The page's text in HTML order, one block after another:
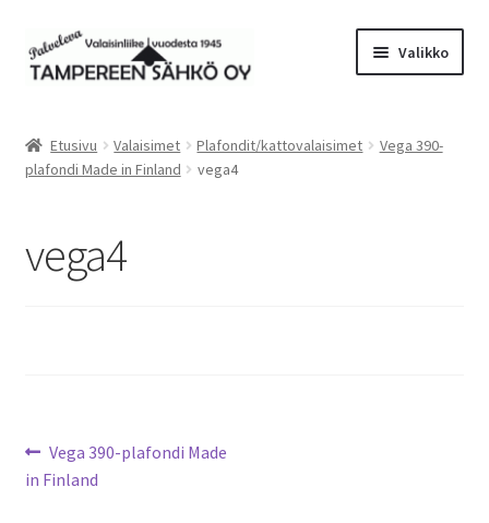
Siirry
navigointiin
Siirry
sisältöön
Valikko
Tarvikkeet
Radiot&Tuulettimet
Yhteystiedot
Etusivu Valaisimet Plafondit/kattovalaisimet
Vega 390-
plafondi Made in Finland
vega4
vega4
Artikkelien
selaus
Edellinen
artikkeli
Vega 390-plafondi Made
in Finland